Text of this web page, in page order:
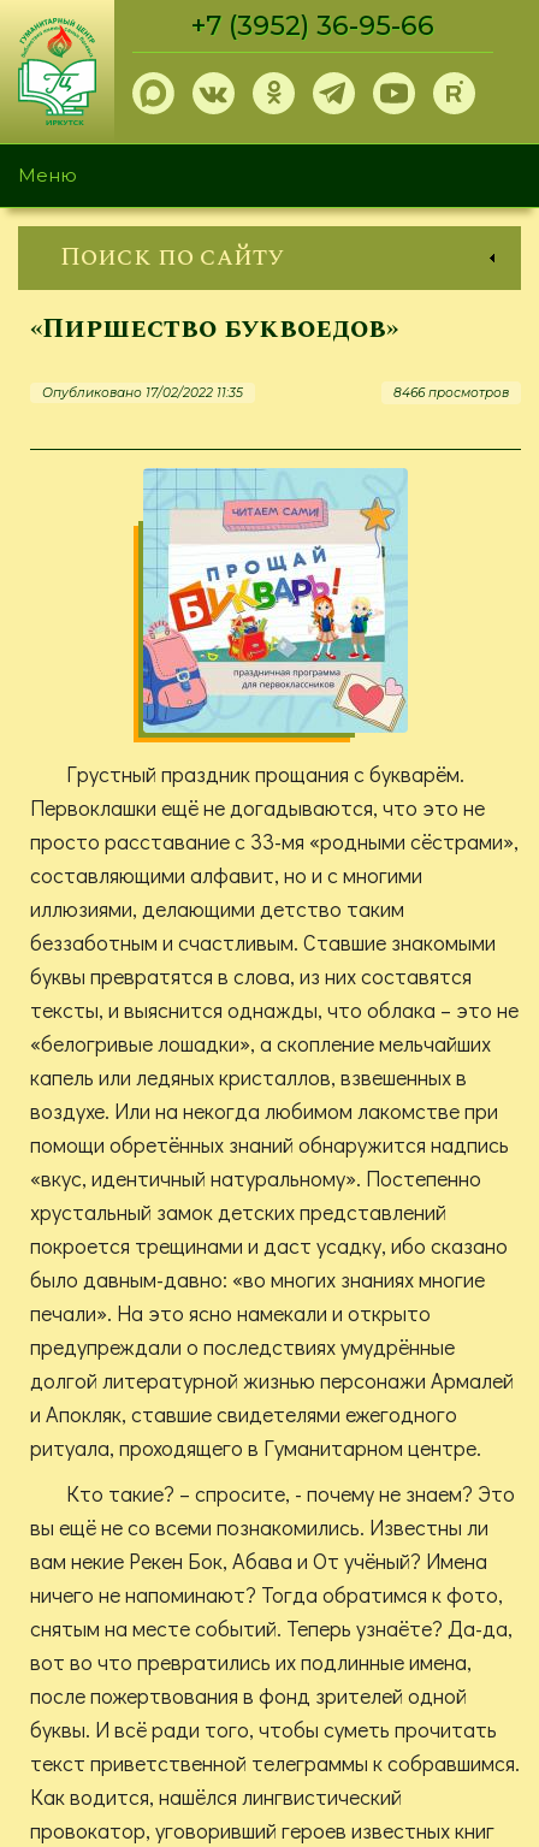
Перейти
основному
содержанию
+7 (3952) 36-95-66
Меню
Поиск по сайту
«Пиршество буквоедов»
Опубликовано 17/02/2022 11:35 8466 просмотров
Грустный праздник прощания с букварём.
Первоклашки ещё не догадываются, что это не
просто расставание с 33-мя «родными сёстрами»,
составляющими алфавит, но и с многими
иллюзиями, делающими детство таким
беззаботным и счастливым. Ставшие знакомыми
буквы превратятся в слова, из них составятся
тексты, и выяснится однажды, что облака – это не
«белогривые лошадки», а скопление мельчайших
капель или ледяных кристаллов, взвешенных в
воздухе. Или на некогда любимом лакомстве при
помощи обретённых знаний обнаружится надпись
«вкус, идентичный натуральному». Постепенно
хрустальный замок детских представлений
покроется трещинами и даст усадку, ибо сказано
было давным-давно: «во многих знаниях многие
печали». На это ясно намекали и открыто
предупреждали о последствиях умудрённые
долгой литературной жизнью персонажи Армалей
и Апокляк, ставшие свидетелями ежегодного
ритуала, проходящего в Гуманитарном центре.
Кто такие? – спросите, - почему не знаем? Это
вы ещё не со всеми познакомились. Известны ли
вам некие Рекен Бок, Абава и От учёный? Имена
ничего не напоминают? Тогда обратимся к фото,
снятым на месте событий. Теперь узнаёте? Да-да,
вот во что превратились их подлинные имена,
после пожертвования в фонд зрителей одной
буквы. И всё ради того, чтобы суметь прочитать
текст приветственной телеграммы к собравшимся.
Как водится, нашёлся лингвистический
провокатор, уговоривший героев известных книг